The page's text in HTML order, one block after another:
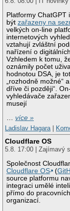
Platformy ChatGPT
býtzařazeny na
velkých on-line
internetových
vztahují zvláštní
nařízení o
Vzhledem k tomu,
oznámily počet
hodnotou DSA, je
„rozhodně možné“
dříve či později“.
vyhledávače
musejí
…více »
Ladislav Hagara|
Cloudflare OS
5.8. 17:00 | Zajímavý
Společnost
Cloudflare OS
(
source platformu
integraci umělé
přímo do
organizací.